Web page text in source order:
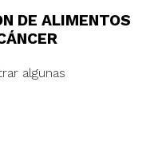
DE ALIMENTOS
algunas